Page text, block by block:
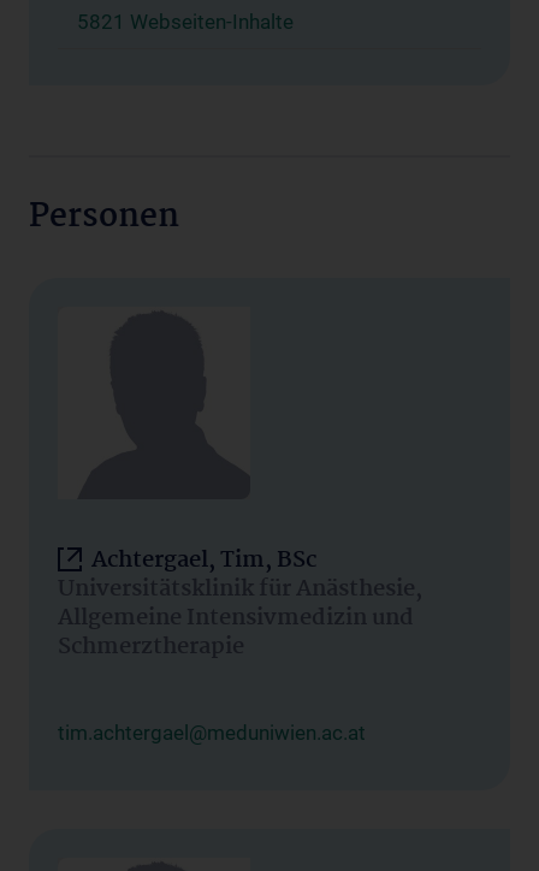
5821 Webseiten-Inhalte
Personen
Achtergael, Tim, BSc
Universitätsklinik für Anästhesie,
Allgemeine Intensivmedizin und
Schmerztherapie
tim.achtergael@meduniwien.ac.at